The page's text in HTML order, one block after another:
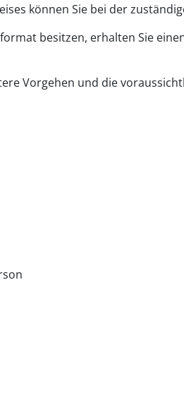
können Sie bei der
besitzen, erhalten Sie
Vorgehen und die